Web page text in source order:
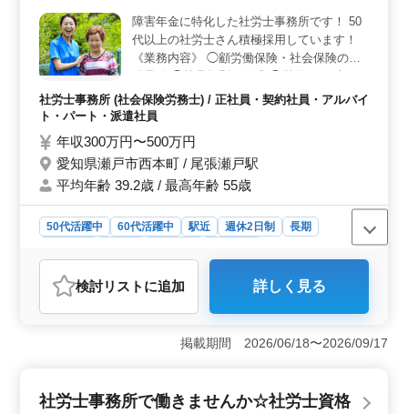
ます。残業が少なめであるため、ワークライフバランス
を大切にしながら働くことが可能です。福祉の現場での
長期的なキャリアを積むことができます。 ＜給与と
福利厚生＞ 年収350万円から480万円、時給1,400円か
ら1,900円という魅力的な待遇が用意されています。通勤
手当も実費支給され、福利厚生も充実しています。採用
人数は1人であり、経験豊富な看護師の方々が求められて
います。このチャンスを活かして、新たなキャリアを築
いてみませんか？
障害年金に特化した社労士事務所です！ 50
代以上の社労士さん積極採用しています！
《業務内容》 ◯顧労働保険・社会保険の手
解決 ◯審査書類の作成 ◯年金受給後のアフ
ターフォロー 《備考》 ◎社会保険完備 ◎交
軽にお問い合わせください！ 皆様のご応募
お待ちしております！
社労士事務所 (社会保険労務士) / 正社員・契約社員・アルバイ
ト・パート・派遣社員
年収300万円〜500万円
愛知県瀬戸市西本町 / 尾張瀬戸駅
平均年齢 39.2歳 / 最高年齢 55歳
50代活躍中 60代活躍中 駅近 週休2日制
長期
社労士事務所
おすすめポイント
＜障害年金に特化＞ この求人は、障害年金に特化した
社労士事務所で、尾張瀬戸駅近くに位置します。障害年
金に関する手続きやアフターフォローなど、専門知識を
す。 ＜駅チカ＆週休二日制＞ 駅チカで通勤も便利
検討リスト に追加 詳しく見る
掲載期間 2026/06/18〜2026/09/17
社労士事務所で働きませんか☆社労士資格